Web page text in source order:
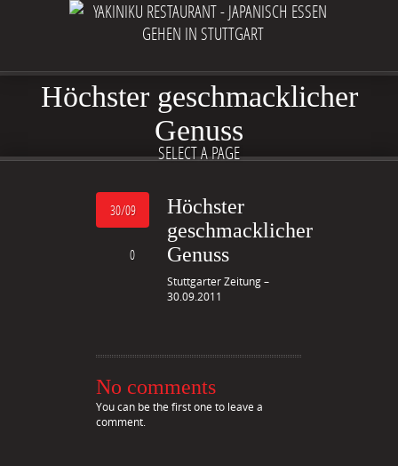
SELECT A PAGE
Höchster geschmacklicher
Genuss
30/09
0
Höchster
geschmacklicher
Genuss
Stuttgarter Zeitung –
30.09.2011
No comments
You can be the first one to leave a
comment.